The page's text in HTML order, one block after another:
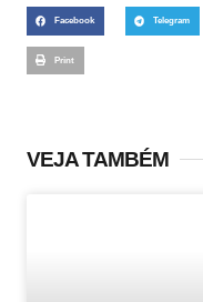
Facebook Telegram
Print
VEJA TAMBÉM